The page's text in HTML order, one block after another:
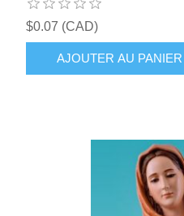
$0.07 (CAD)
AJOUTER AU PANIER